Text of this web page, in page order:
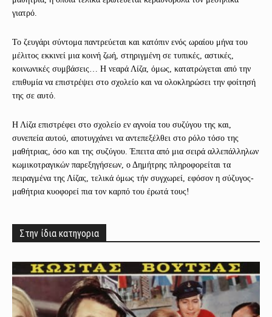
γιατρό.
Το ζευγάρι σύντομα παντρεύεται και κατόπιν ενός ωραίου μήνα του
μέλιτος εκκινεί μια κοινή ζωή, στηριγμένη σε τυπικές, αστικές,
κοινωνικές συμβάσεις… Η νεαρά Λίζα, όμως, κατατρώγεται από την
επιθυμία να επιστρέψει στο σχολείο και να ολοκληρώσει την φοίτησή
της σε αυτό.
Η Λίζα επιστρέφει στο σχολείο εν αγνοία του συζύγου της και,
συνεπεία αυτού, αποτυγχάνει να αντεπεξέλθει στο ρόλο τόσο της
μαθήτριας, όσο και της συζύγου. Έπειτα από μια σειρά αλλεπάλληλων
κωμικοτραγικών παρεξηγήσεων, ο Δημήτρης πληροφορείται τα
πειραγμένα της Λίζας, τελικά όμως τήν συγχωρεί, εφόσον η σύζυγος-
μαθήτρια κυοφορεί πια τον καρπό του έρωτά τους!
Στην ίδια κατηγορια